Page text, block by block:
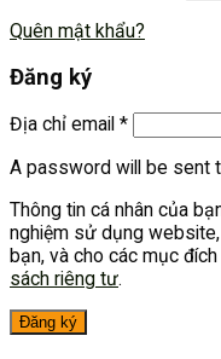
Quên mật khẩu?
Đăng ký
Địa chỉ email *
A password will be sent
Thông tin cá nhân của
nghiệm sử dụng
bạn, và cho các mục
sách riêng tư.
Đăng ký